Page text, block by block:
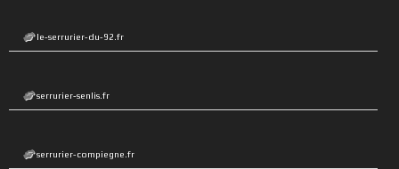
le-serrurier-du-92.fr
serrurier-senlis.fr
serrurier-compiegne.fr